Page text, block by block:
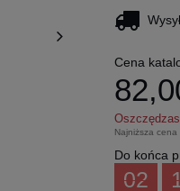
Cena
Najniższa
Do końca
02